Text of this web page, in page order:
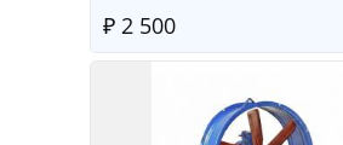
₽ 2 500